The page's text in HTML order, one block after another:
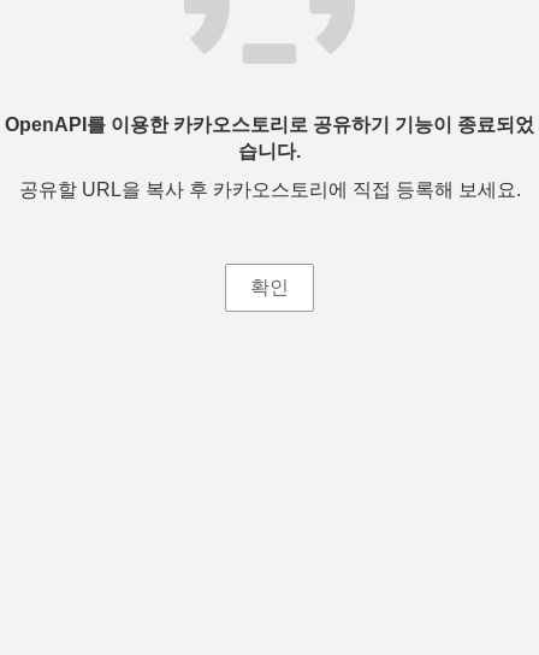
OpenAPI를 이용한 카카오스토리로 공유하기 기능이 종료되었
습니다.
공유할 URL을 복사 후 카카오스토리에 직접 등록해 보세요.
확인